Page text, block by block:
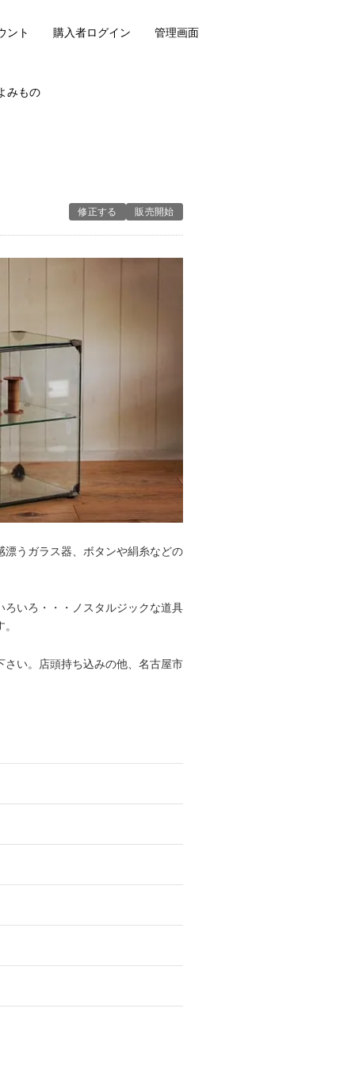
みもの
ント 購入者ログイン 管理画面
修正する 販売開始
うガラス器、ボタンや絹糸などの
いろ・・・ノスタルジックな道具
い。店頭持ち込みの他、名古屋市